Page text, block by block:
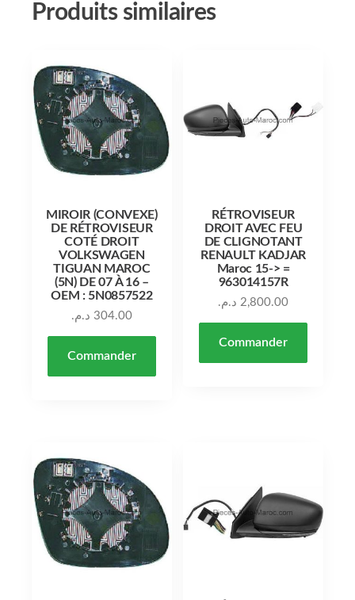
Produits similaires
MIROIR (CONVEXE)
DE RÉTROVISEUR
COTÉ DROIT
VOLKSWAGEN
TIGUAN MAROC
(5N) DE 07 À 16 –
OEM : 5N0857522
304.00 د.م.
Commander
RÉTROVISEUR
DROIT AVEC FEU
DE CLIGNOTANT
RENAULT KADJAR
Maroc 15-> =
963014157R
2,800.00 د.م.
Commander